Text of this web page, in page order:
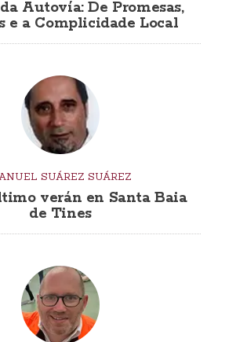
Autovía: De Promesas,
e a Complicidade Local
SUÁREZ SUÁREZ
verán en Santa Baia
de Tines